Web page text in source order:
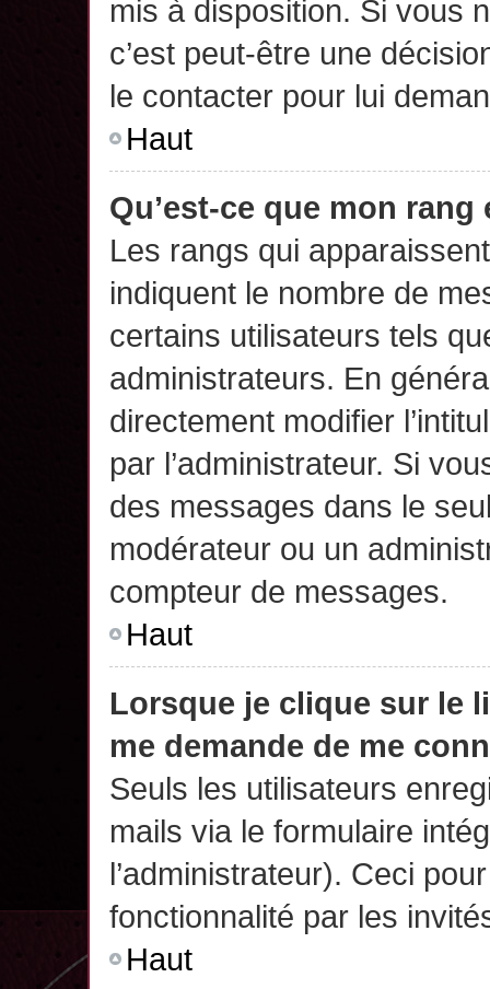
mis à disposition. Si vous
c’est peut-être une
le contacter pour lui
Haut
Qu’est-ce que mon
Les rangs qui
indiquent le nombre de
certains utilisateurs tels
administrateurs. En
directement modifier
par l’administrateur. Si
des messages dans le
modérateur ou un
compteur de messages.
Haut
Lorsque je clique sur le
me demande de me
Seuls les utilisateurs
mails via le formulaire
l’administrateur). Ceci
fonctionnalité par les
Haut